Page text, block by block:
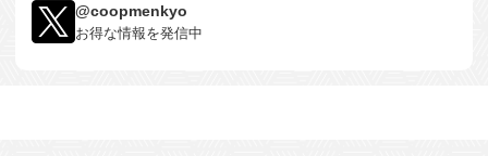
@coopmenkyo
お得な情報を発信中